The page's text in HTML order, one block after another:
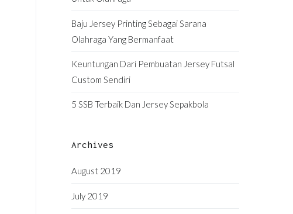
Baju Jersey Printing Sebagai Sarana
Olahraga Yang Bermanfaat
Keuntungan Dari Pembuatan Jersey Futsal
Custom Sendiri
5 SSB Terbaik Dan Jersey Sepakbola
Archives
August 2019
July 2019